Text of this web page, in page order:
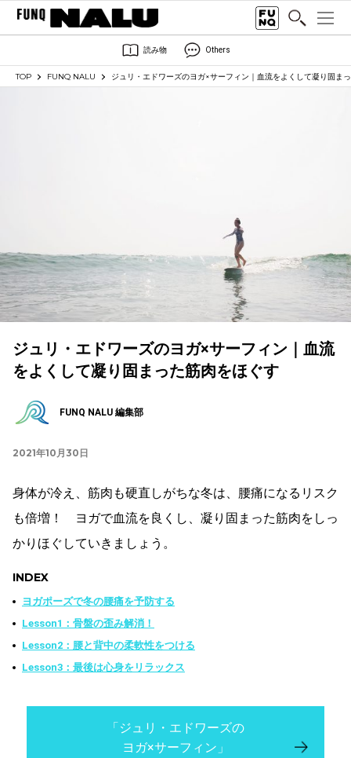
読み物 Others
TOP FUNQ NALU ジュリ・エドワーズのヨガ×サーフィン｜血流をよくして凝り固ま
ジュリ・エドワーズのヨガ×サーフィン｜血流
をよくして凝り固まった筋肉をほぐす
FUNQ NALU 編集部
2021年10月30日
身体が冷え、筋肉も硬直しがちな冬は、腰痛になるリスク
も倍増！ ヨガで血流を良くし、凝り固まった筋肉をしっ
かりほぐしていきましょう。
INDEX
ヨガポーズで冬の腰痛を予防する
Lesson1：骨盤の歪み解消！
Lesson2：腰と背中の柔軟性をつける
Lesson3：最後は心身をリラックス
「ジュリ・エドワーズの
ヨガ×サーフィン」